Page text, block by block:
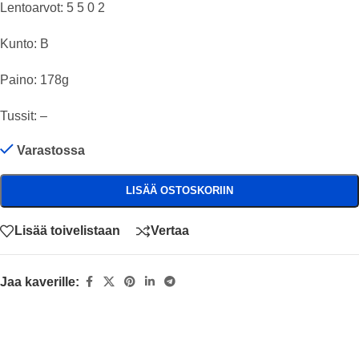
Lentoarvot: 5 5 0 2
Kunto: B
Paino: 178g
Tussit: –
Varastossa
LISÄÄ OSTOSKORIIN
Lisää toivelistaan Vertaa
Jaa kaverille: